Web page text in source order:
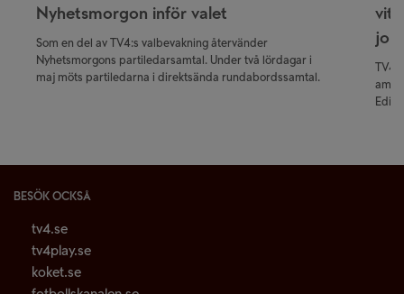
Nyhetsmorgon inför valet
Som en del av TV4:s valbevakning återvänder
Nyhetsmorgons partiledarsamtal. Under två lördagar i
maj möts partiledarna i direktsända rundabordssamtal.
BESÖK OCKSÅ
tv4.se
tv4play.se
koket.se